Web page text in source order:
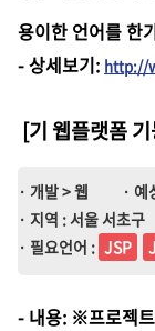
용이한 언어를 한
-상세보기: http://
[기 웹플랫폼
· 개발 > 웹 · 예
· 지역 : 서울 서초구
· 필요언어 : JSP
- 내용: ※프로젝